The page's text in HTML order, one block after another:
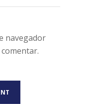
navegador